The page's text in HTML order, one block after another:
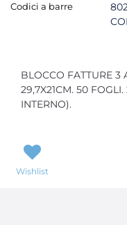
Codici a barre
BLOCCO FATTURE 3
29,7X21CM. 50
INTERNO).
Wishlist